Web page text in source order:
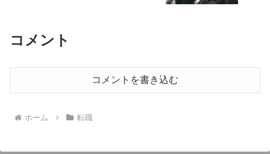
コメント
コメントを書き込む
ホーム 転職